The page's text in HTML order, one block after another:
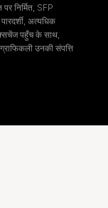
निर्मित, SFP
अत्यधिक
पहुँच के साथ,
उनकी संपत्ति